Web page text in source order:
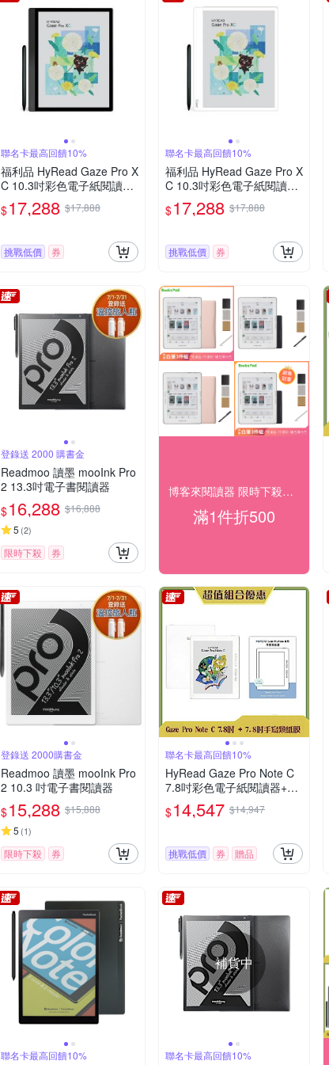
聯名卡最高回饋10%
福利品 HyRead Gaze Pro X
C 10.3吋彩色電子紙閱讀器-
沉穩黑
$17,288 $17,888
挑戰低價 券
聯名卡最高回饋10%
福利品 HyRead Gaze Pro X
C 10.3吋彩色電子紙閱讀器-
純淨白
$17,288 $17,888
挑戰低價 券
登錄送 2000 購書金
Readmoo 讀墨 mooInk Pro
2 13.3吋電子書閱讀器
$16,288 $16,888
5 (2)
限時下殺 券
博客來閱讀器 限時下殺送好禮
滿1件折500
登錄送 2000購書金
Readmoo 讀墨 mooInk Pro
2 10.3 吋電子書閱讀器
$15,288 $15,888
5 (1)
限時下殺 券
聯名卡最高回饋10%
HyRead Gaze Pro Note C
7.8吋彩色電子紙閱讀器+7.8
吋手寫類紙膜 (組合)
$14,547 $14,947
挑戰低價 券 贈品
聯名卡最高回饋10%
補貨中
聯名卡最高回饋10%